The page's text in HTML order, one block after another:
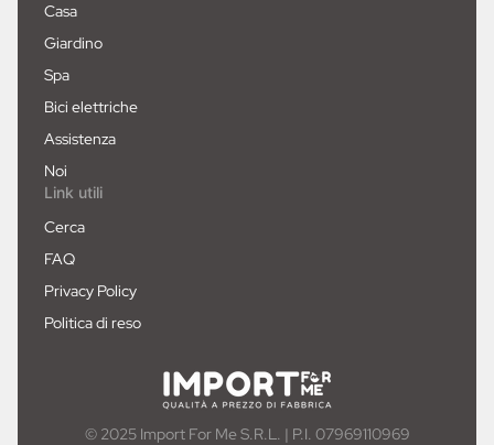
Casa
Giardino
Spa
Bici elettriche
Assistenza
Noi
Link utili
Cerca
FAQ
Privacy Policy
Politica di reso
© 2025 Import For Me S.R.L. | P.I. 07969110969